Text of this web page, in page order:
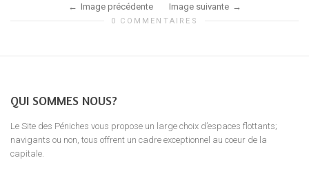
Image précédente Image suivante
0 COMMENTAIRES
QUI SOMMES NOUS?
Le Site des Péniches vous propose un large choix d’espaces flottants;
navigants ou non, tous offrent un cadre exceptionnel au coeur de la
capitale.